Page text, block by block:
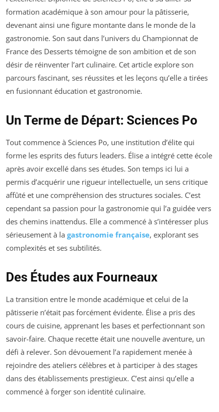
formation académique à son amour pour la pâtisserie,
devenant ainsi une figure montante dans le monde de la
gastronomie. Son saut dans l’univers du Championnat de
France des Desserts témoigne de son ambition et de son
désir de réinventer l’art culinaire. Cet article explore son
parcours fascinant, ses réussites et les leçons qu’elle a tirées
en fusionnant éducation et gastronomie.
Un Terme de Départ: Sciences Po
Tout commence à Sciences Po, une institution d’élite qui
forme les esprits des futurs leaders. Élise a intégré cette école
après avoir excellé dans ses études. Son temps ici lui a
permis d’acquérir une rigueur intellectuelle, un sens critique
affûté et une compréhension des structures sociales. C’est
cependant sa passion pour la gastronomie qui l’a guidée vers
des chemins inattendus. Elle a commencé à s’intéresser plus
sérieusement à la gastronomie française, explorant ses
complexités et ses subtilités.
Des Études aux Fourneaux
La transition entre le monde académique et celui de la
pâtisserie n’était pas forcément évidente. Élise a pris des
cours de cuisine, apprenant les bases et perfectionnant son
savoir-faire. Chaque recette était une nouvelle aventure, un
défi à relever. Son dévouement l’a rapidement menée à
rejoindre des ateliers célèbres et à participer à des stages
dans des établissements prestigieux. C’est ainsi qu’elle a
commencé à forger son identité culinaire.